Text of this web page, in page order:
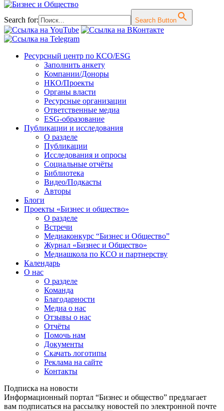
Search for: Search Button
Перейти
содержимому
Ресурсный центр по КСО/ESG
Заполнить анкету
Компании/Доноры
НКО/Проекты
Органы власти
Ресурсные организации
Ответственные медиа
ESG-образование
Публикации и исследования
О разделе
Публикации
Исследования и опросы
Социальные отчёты
Библиотека
Видео/Подкасты
Авторы
Блоги
Проекты «Бизнес и общество»
О разделе
Встречи
Медиаконкурс “Бизнес и Общество”
Журнал «Бизнес и Общество»
Медиашкола по КСО и партнерству
Календарь
О нас
О разделе
Команда
Благодарности
Медиа о нас
Отзывы о нас
Отчёты
Помочь нам
Документы
Скачать логотипы
Реклама на сайте
Контакты
Подписка на новости
Информационный портал “Бизнес и общество” предлагает
вам подписаться на рассылку новостей по электронной почте